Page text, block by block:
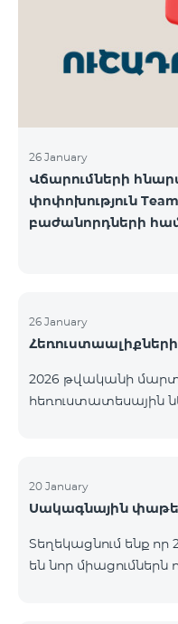
վճարահաշվարկային
Team Telecom
պայմանները
26 January
Վճարումների
փոփոխություն
բաժանորդների
26 January
2026 թվականի
հեռուստատեսային
մուլտիպլեքս
կլինեն միայն այն
մարմինների
իրականացվում է
20 January
Սակագնային
Տեղեկացնում ենք որ
են նոր միացումներն